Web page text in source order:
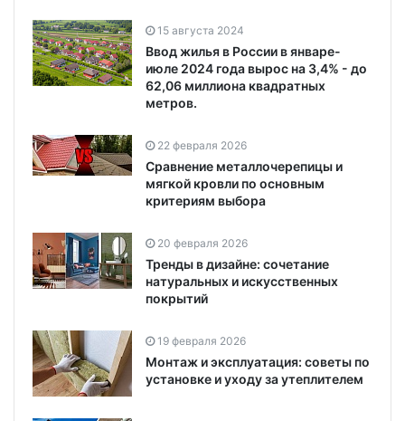
15 августа 2024
Ввод жилья в России в январе-
июле 2024 года вырос на 3,4% - до
62,06 миллиона квадратных
метров.
22 февраля 2026
Сравнение металлочерепицы и
мягкой кровли по основным
критериям выбора
20 февраля 2026
Тренды в дизайне: сочетание
натуральных и искусственных
покрытий
19 февраля 2026
Монтаж и эксплуатация: советы по
установке и уходу за утеплителем